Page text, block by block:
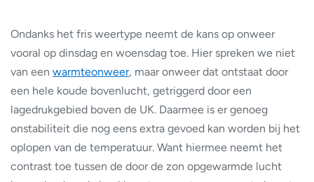
Ondanks het fris weertype neemt de kans op onweer
vooral op dinsdag en woensdag toe. Hier spreken we niet
van een warmteonweer, maar onweer dat ontstaat door
een hele koude bovenlucht, getriggerd door een
lagedrukgebied boven de UK. Daarmee is er genoeg
onstabiliteit die nog eens extra gevoed kan worden bij het
oplopen van de temperatuur. Want hiermee neemt het
contrast toe tussen de door de zon opgewarmde lucht